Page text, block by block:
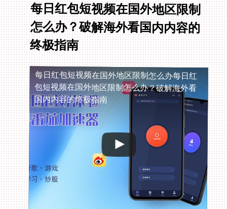
每日红包短视频在国外地区限制
怎么办？破解海外看国内内容的
终极指南
每日红包短视频在国外地区限制怎么办每日红
包短视频在国外地区限制怎么办？破解海外看
国内内容的终极指南